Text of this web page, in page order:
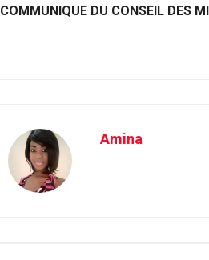
COMMUNIQUE DU CONSEIL DES
Amina